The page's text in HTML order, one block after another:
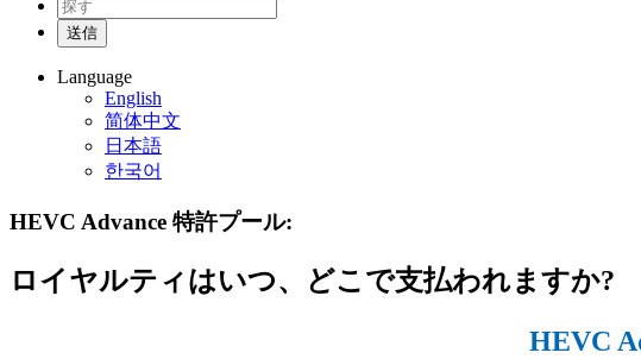
Language
English
简体中文
日本語
한국어
HEVC Advance 特許プール:
ロイヤルティはいつ、どこで支払われますか?
HEVC